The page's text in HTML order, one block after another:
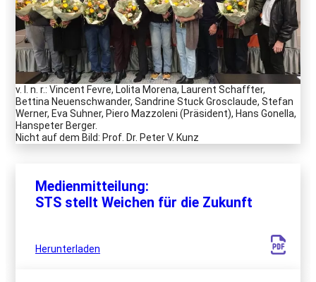
v. l. n. r.: Vincent Fevre, Lolita Morena, Laurent Schaffter,
Bettina Neuenschwander, Sandrine Stuck Grosclaude, Stefan
Werner, Eva Suhner, Piero Mazzoleni (Präsident), Hans Gonella,
Hanspeter Berger.
Nicht auf dem Bild: Prof. Dr. Peter V. Kunz
Medienmitteilung:
STS stellt Weichen für die Zukunft
Herunterladen